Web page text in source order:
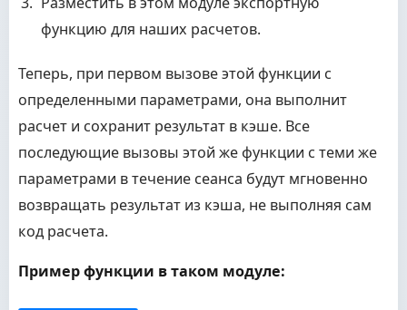
функцию для наших расчетов.
Теперь, при первом вызове этой функции с
определенными параметрами, она выполнит
расчет и сохранит результат в кэше. Все
последующие вызовы этой же функции с теми же
параметрами в течение сеанса будут мгновенно
возвращать результат из кэша, не выполняя сам
код расчета.
Пример функции в таком модуле: